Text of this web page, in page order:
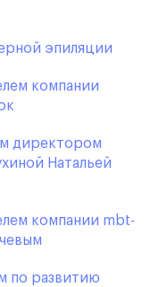
эпиляции
компании
директором
Натальей
компании mbt-
по развитию